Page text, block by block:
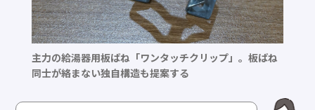
主力の給湯器用板ばね「ワンタッチクリップ」。板ばね
同士が絡まない独自構造も提案する